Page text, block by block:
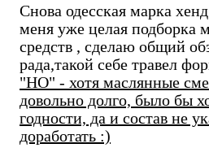
Снова одесская марка
меня уже целая подборка
средств , сделаю общий
рада,такой себе травел
"НО" - хотя маслянные
довольно долго, было бы
годности, да и состав не
доработать :)